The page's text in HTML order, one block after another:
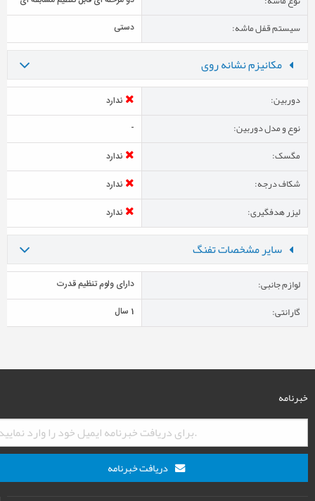
سیستم قفل ماشه: دستی
مکانیزم نشانه روی
دوربین: ندارد
نوع و مدل دوربین: -
مگسک: ندارد
شکاف درجه: ندارد
لیزر هدفگیری: ندارد
سایر مشخصات تفنگ
لوازم جانبی: دارای ولوم تنظیم قدرت
گارانتی: 1 سال
خبرنامه
دریافت خبرنامه